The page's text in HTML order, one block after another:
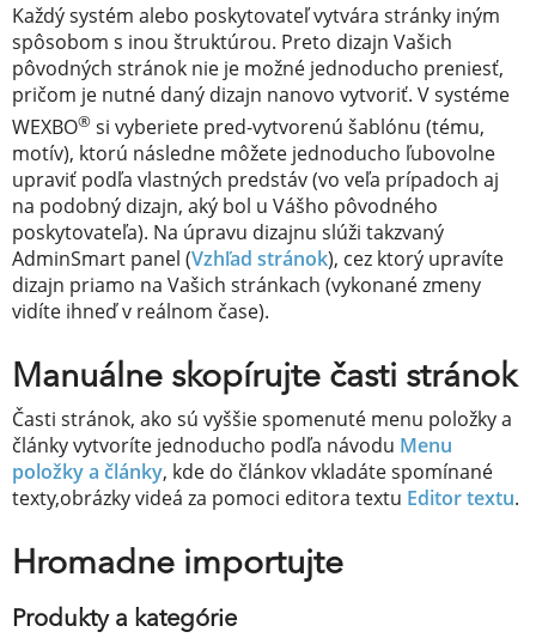
Každý systém alebo poskytovateľ vytvára stránky iným
spôsobom s inou štruktúrou. Preto dizajn Vašich
pôvodných stránok nie je možné jednoducho preniesť,
pričom je nutné daný dizajn nanovo vytvoriť. V systéme
WEXBO® si vyberiete pred-vytvorenú šablónu (tému,
motív), ktorú následne môžete jednoducho ľubovolne
upraviť podľa vlastných predstáv (vo veľa prípadoch aj
na podobný dizajn, aký bol u Vášho pôvodného
poskytovateľa). Na úpravu dizajnu slúži takzvaný
AdminSmart panel (Vzhľad stránok), cez ktorý upravíte
dizajn priamo na Vašich stránkach (vykonané zmeny
vidíte ihneď v reálnom čase).
Manuálne skopírujte časti stránok
Časti stránok, ako sú vyššie spomenuté menu položky a
články vytvoríte jednoducho podľa návodu Menu
položky a články, kde do článkov vkladáte spomínané
texty,obrázky videá za pomoci editora textu Editor textu.
Hromadne importujte
Produkty a kategórie